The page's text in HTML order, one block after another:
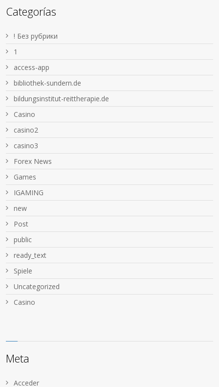
Categorías
! Без рубрики
1
access-app
bibliothek-sundern.de
bildungsinstitut-reittherapie.de
Casino
casino2
casino3
Forex News
Games
IGAMING
new
Post
public
ready_text
Spiele
Uncategorized
Сasino
Meta
Acceder